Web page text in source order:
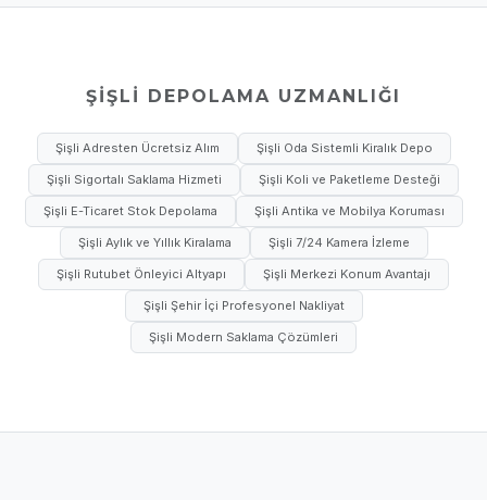
ŞIŞLI DEPOLAMA UZMANLIĞI
Şişli Adresten Ücretsiz Alım Şişli Oda Sistemli Kiralık Depo
Şişli Sigortalı Saklama Hizmeti Şişli Koli ve Paketleme Desteği
Şişli E-Ticaret Stok Depolama Şişli Antika ve Mobilya Koruması
Şişli Aylık ve Yıllık Kiralama Şişli 7/24 Kamera İzleme
Şişli Rutubet Önleyici Altyapı Şişli Merkezi Konum Avantajı
Şişli Şehir İçi Profesyonel Nakliyat
Şişli Modern Saklama Çözümleri